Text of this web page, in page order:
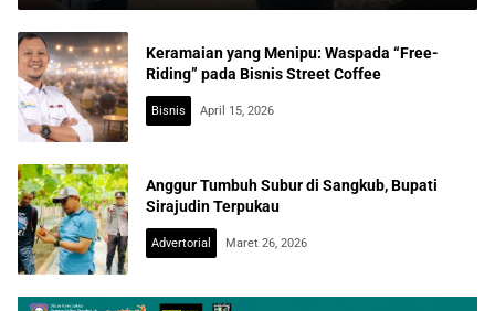
Keramaian yang Menipu: Waspada “Free-
Riding” pada Bisnis Street Coffee
Bisnis April 15, 2026
Anggur Tumbuh Subur di Sangkub, Bupati
Sirajudin Terpukau
Advertorial Maret 26, 2026